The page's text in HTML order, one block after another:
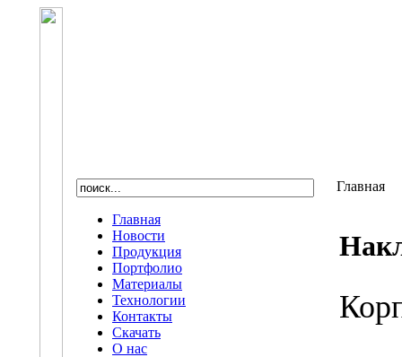
Главная
Новости
Продукция
Портфолио
Материалы
Технологии
Контакты
Скачать
О нас
Главная